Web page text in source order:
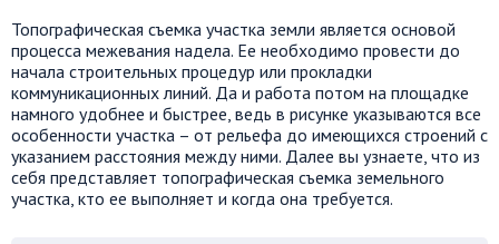
Топографическая съемка участка земли является основой
процесса межевания надела. Ее необходимо провести до
начала строительных процедур или прокладки
коммуникационных линий. Да и работа потом на площадке
намного удобнее и быстрее, ведь в рисунке указываются все
особенности участка – от рельефа до имеющихся строений с
указанием расстояния между ними. Далее вы узнаете, что из
себя представляет топографическая съемка земельного
участка, кто ее выполняет и когда она требуется.